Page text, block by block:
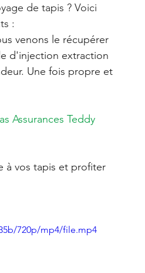
de tapis ? Voici
:
venons le récupérer
d'injection extraction
Une fois propre et
Assurances Teddy
à vos tapis et profiter
720p/mp4/file.mp4